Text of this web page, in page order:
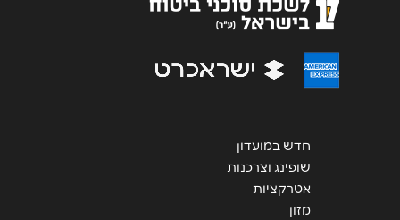
אנא חזרו אלי בקשר ל...
הודעה*
חדש במועדון
שופינג וצרכנות
אטרקציות
מזון